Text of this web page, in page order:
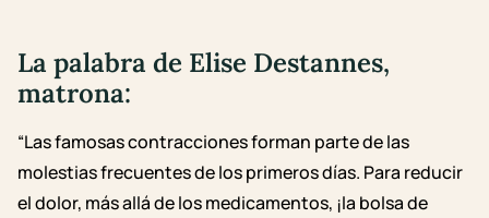
La palabra de Elise Destannes,
matrona:
“Las famosas contracciones forman parte de las
molestias frecuentes de los primeros días. Para reducir
el dolor, más allá de los medicamentos, ¡la bolsa de